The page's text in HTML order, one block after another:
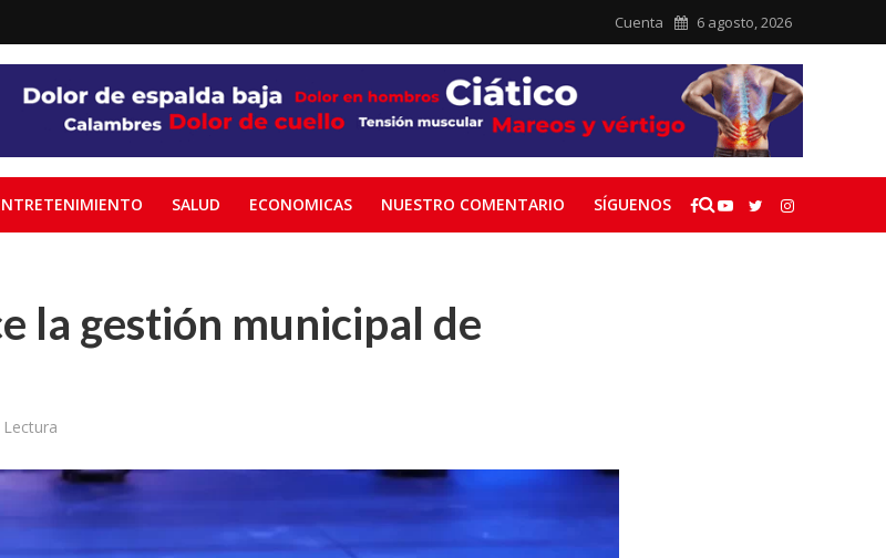
Cuenta 6 agosto, 2026
SALUD ECONOMICAS NUESTRO COMENTARIO SÍGUENOS
la gestión municipal de